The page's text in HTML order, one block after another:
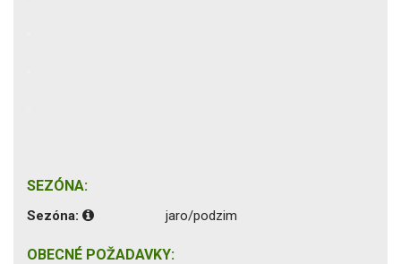
SEZÓNA:
Sezóna: jaro/podzim
OBECNÉ POŽADAVKY: